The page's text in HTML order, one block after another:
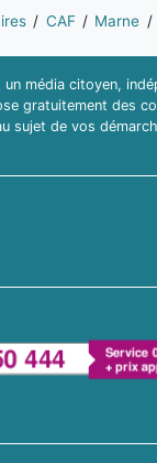
CAF Marne
média citoyen,
gratuitement des
sujet de vos